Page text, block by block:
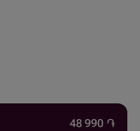
48 990 ֏